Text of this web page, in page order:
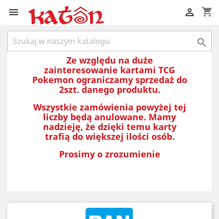
 shopping_cart


Ze względu na duże
zainteresowanie kartami TCG
Pokemon ograniczamy sprzedaż do
2szt. danego produktu.
Wszystkie zamówienia powyżej tej
liczby będą anulowane. Mamy
nadzieję, że dzięki temu karty
trafią do większej ilości osób.
Prosimy o zrozumienie